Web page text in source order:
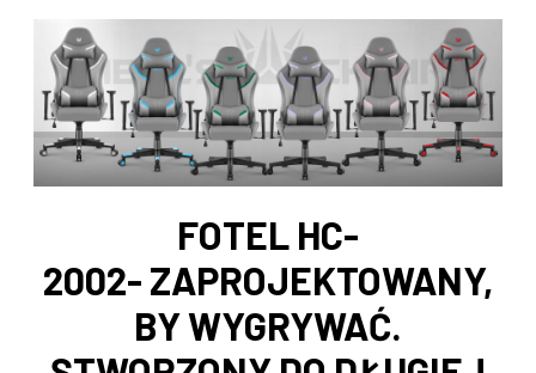
FOTEL HC-
2002- ZAPROJEKTOWANY,
BY WYGRYWAĆ.